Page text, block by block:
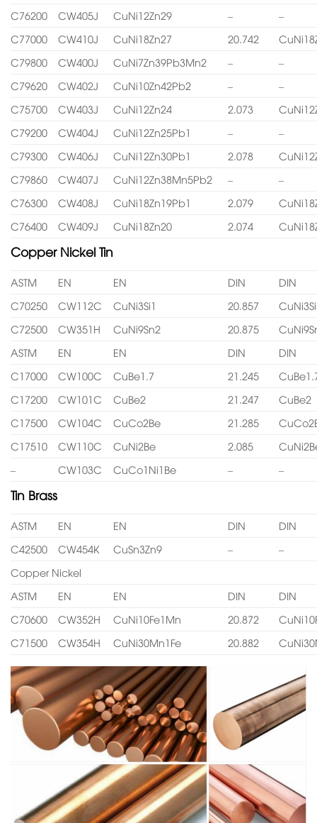
C76200
CW405J CuNi12Zn29 –
–
C77000
CW410J CuNi18Zn27 20.742
C79800
CW400J CuNi7Zn39Pb3Mn2 –
–
C79620
CW402J CuNi10Zn42Pb2 –
–
C75700
CW403J CuNi12Zn24 2.073
C79200
CW404J CuNi12Zn25Pb1 –
–
C79300
CW406J CuNi12Zn30Pb1 2.078
C79860
CW407J CuNi12Zn38Mn5Pb2 –
–
C76300
CW408J CuNi18Zn19Pb1 2.079
C76400
CW409J CuNi18Zn20 2.074
Copper Nickel Tin
ASTM EN EN DIN
DIN
C70250
CW112C CuNi3Si1 20.857
CuNi3Si
C72500
CW351H CuNi9Sn2 20.875
ASTM
EN EN DIN
DIN
C17000
CW100C CuBe1.7 21.245
C17200
CW101C CuBe2 21.247
CuBe2
C17500
CW104C CuCo2Be 21.285
C17510
CW110C CuNi2Be 2.085
–
CW103C CuCo1Ni1Be – –
Tin Brass
ASTM EN EN DIN
DIN
C42500
CW454K CuSn3Zn9 –
–
Copper Nickel
ASTM
EN EN DIN
DIN
C70600
CW352H CuNi10Fe1Mn 20.872
C71500
CW354H CuNi30Mn1Fe 20.882